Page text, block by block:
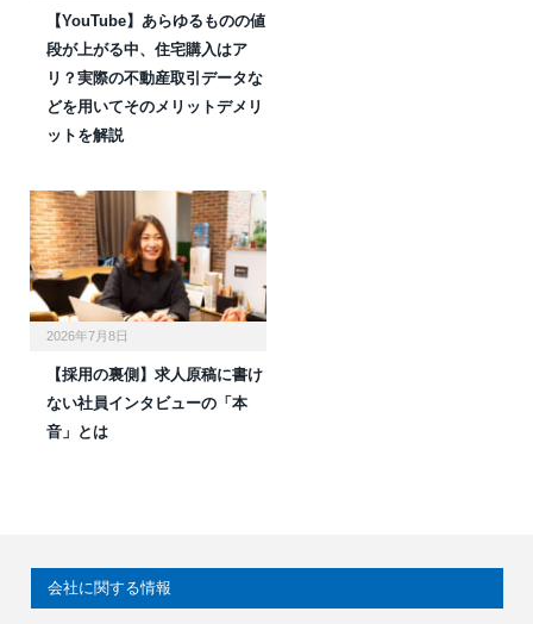
【YouTube】あらゆるものの値
段が上がる中、住宅購入はア
リ？実際の不動産取引データな
どを用いてそのメリットデメリ
ットを解説
2026年7月8日
【採用の裏側】求人原稿に書け
ない社員インタビューの「本
音」とは
会社に関する情報